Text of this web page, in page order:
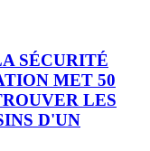
SÉCURITÉ
MET 50
LES
D'UN